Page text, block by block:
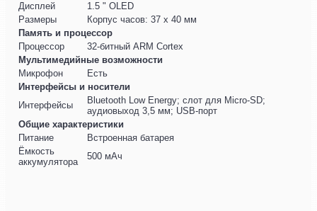
Дисплей
1.5 " OLED
Размеры
Корпус часов: 37 х 40 мм
Память и процессор
Процессор
32-битный ARM Cortex
Мультимедийные возможности
Микрофон
Есть
Интерфейсы и носители
Интерфейсы
Bluetooth Low Energy; слот для Micro-SD;
аудиовыход 3,5 мм; USB-порт
Общие характеристики
Питание
Встроенная батарея
Ёмкость
аккумулятора
500 мАч